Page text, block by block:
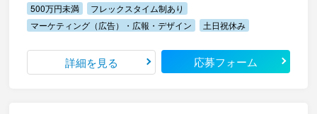
500万円未満
フレックスタイム制あり
マーケティング（広告）・広報・デザイン
土日祝休み
詳細を見る 応募フォーム